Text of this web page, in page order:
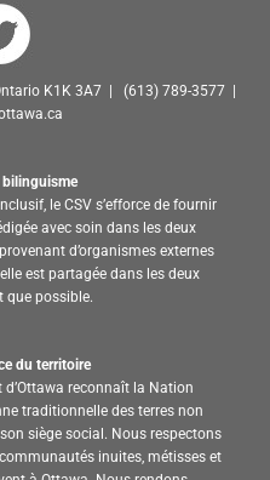
K1K 3A7 | (613) 789-3577 |
le CSV s’efforce de fournir
avec soin dans les deux
d’organismes externes
est partagée dans les deux
que possible.
du territoire
d’Ottawa reconnaît la Nation
traditionnelle des terres non
siège social. Nous respectons
inuites, métisses et